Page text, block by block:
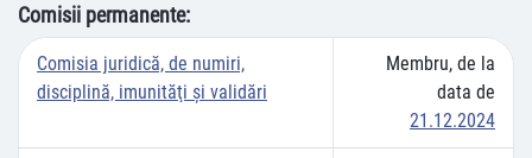
Comisii permanente:
Comisia juridică, de numiri,
disciplină, imunităţi şi validări
Membru, de la
data de
21.12.2024